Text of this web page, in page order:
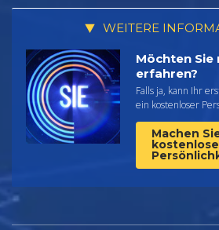
WEITERE
Möchten Sie
erfahren?
Falls ja, kann Ihr
ein kostenloser
Machen